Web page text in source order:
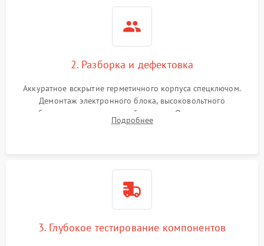
2. Разборка и дефектовка
Аккуратное вскрытие герметичного корпуса спецключом.
Демонтаж электронного блока, высоковольтного
преобразователя и оптической системы. Осмотр контактов
на окисление и проверка целостности уплотнительных
Подробнее
3. Глубокое тестирование компонентов